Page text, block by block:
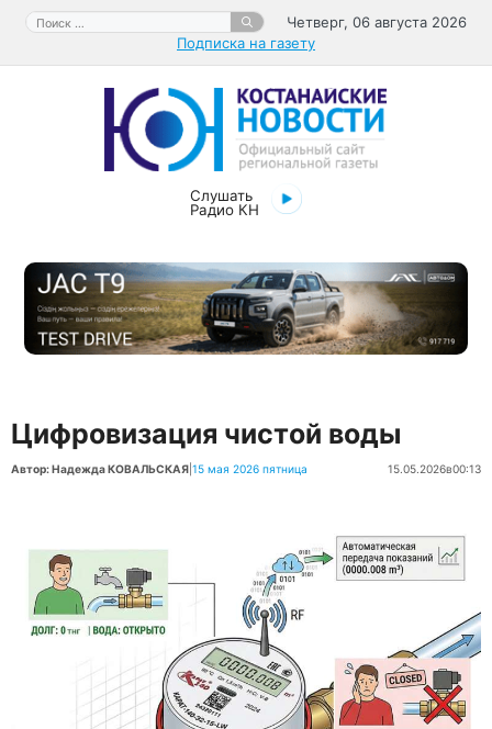
Перейти
содержимому
Поиск:
Четверг, 06 августа 2026
Подписка на газету
Слушать
Радио КН
Цифровизация чистой воды
Автор: Надежда КОВАЛЬСКАЯ 15 мая 2026 пятница 15.05.2026в00:13